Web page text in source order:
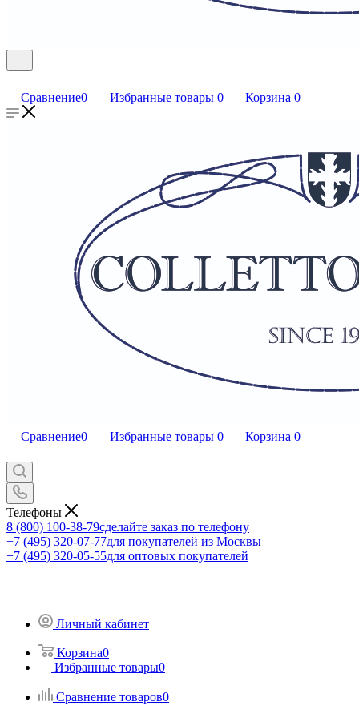
Сравнение0 Избранные товары 0 Корзина 0
Сравнение0 Избранные товары 0 Корзина 0
Телефоны
8 (800) 100-38-79сделайте заказ по телефону
+7 (495) 320-07-77для покупателей из Москвы
+7 (495) 320-05-55для оптовых покупателей
Личный кабинет
Корзина0
Избранные товары0
Сравнение товаров0